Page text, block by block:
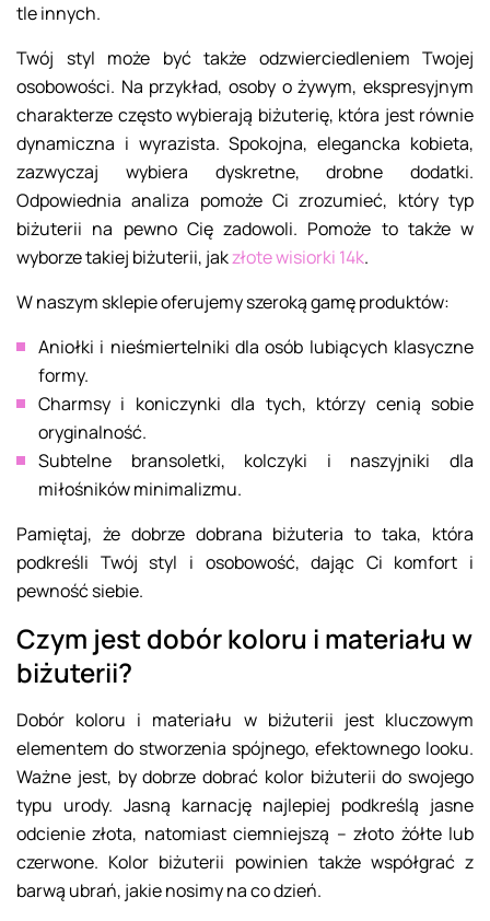
tle innych.
Twój styl może być także odzwierciedleniem Twojej
osobowości. Na przykład, osoby o żywym, ekspresyjnym
charakterze często wybierają biżuterię, która jest równie
dynamiczna i wyrazista. Spokojna, elegancka kobieta,
zazwyczaj wybiera dyskretne, drobne dodatki.
Odpowiednia analiza pomoże Ci zrozumieć, który typ
biżuterii na pewno Cię zadowoli. Pomoże to także w
wyborze takiej biżuterii, jakzłote wisiorki 14k.
W naszym sklepie oferujemy szeroką gamę produktów:
Aniołki i nieśmiertelniki dla osób lubiących klasyczne
formy.
Charmsy i koniczynki dla tych, którzy cenią sobie
oryginalność.
Subtelne bransoletki, kolczyki i naszyjniki dla
miłośników minimalizmu.
Pamiętaj, że dobrze dobrana biżuteria to taka, która
podkreśli Twój styl i osobowość, dając Ci komfort i
pewność siebie.
Czym jest dobór koloru i materiału w
biżuterii?
Dobór koloru i materiału w biżuterii jest kluczowym
elementem do stworzenia spójnego, efektownego looku.
Ważne jest, by dobrze dobrać kolor biżuterii do swojego
typu urody. Jasną karnację najlepiej podkreślą jasne
odcienie złota, natomiast ciemniejszą – złoto żółte lub
czerwone. Kolor biżuterii powinien także współgrać z
barwą ubrań, jakie nosimy na co dzień.